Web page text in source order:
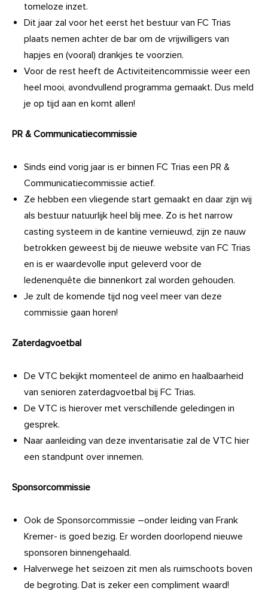
tomeloze inzet.
Dit jaar zal voor het eerst het bestuur van FC Trias
plaats nemen achter de bar om de vrijwilligers van
hapjes en (vooral) drankjes te voorzien.
Voor de rest heeft de Activiteitencommissie weer een
heel mooi, avondvullend programma gemaakt. Dus meld
je op tijd aan en komt allen!
PR & Communicatiecommissie
Sinds eind vorig jaar is er binnen FC Trias een PR &
Communicatiecommissie actief.
Ze hebben een vliegende start gemaakt en daar zijn wij
als bestuur natuurlijk heel blij mee. Zo is het narrow
casting systeem in de kantine vernieuwd, zijn ze nauw
betrokken geweest bij de nieuwe website van FC Trias
en is er waardevolle input geleverd voor de
ledenenquête die binnenkort zal worden gehouden.
Je zult de komende tijd nog veel meer van deze
commissie gaan horen!
Zaterdagvoetbal
De VTC bekijkt momenteel de animo en haalbaarheid
van senioren zaterdagvoetbal bij FC Trias.
De VTC is hierover met verschillende geledingen in
gesprek.
Naar aanleiding van deze inventarisatie zal de VTC hier
een standpunt over innemen.
Sponsorcommissie
Ook de Sponsorcommissie –onder leiding van Frank
Kremer- is goed bezig. Er worden doorlopend nieuwe
sponsoren binnengehaald.
Halverwege het seizoen zit men als ruimschoots boven
de begroting. Dat is zeker een compliment waard!